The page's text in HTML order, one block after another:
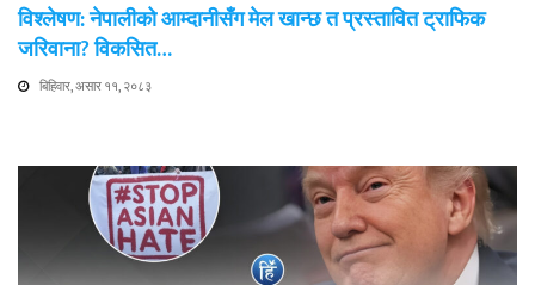
विश्लेषण: नेपालीको आम्दानीसँग मेल खान्छ त प्रस्तावित ट्राफिक
जरिवाना? विकसित…
बिहिवार, असार ११, २०८३